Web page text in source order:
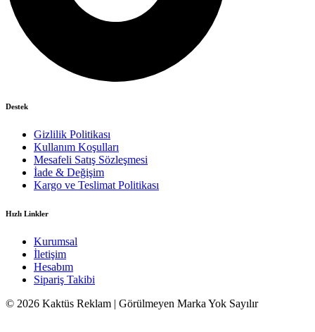
Destek
Gizlilik Politikası
Kullanım Koşulları
Mesafeli Satış Sözleşmesi
İade & Değişim
Kargo ve Teslimat Politikası
Hızlı Linkler
Kurumsal
İletişim
Hesabım
Sipariş Takibi
© 2026 Kaktüs Reklam | Görülmeyen Marka Yok Sayılır